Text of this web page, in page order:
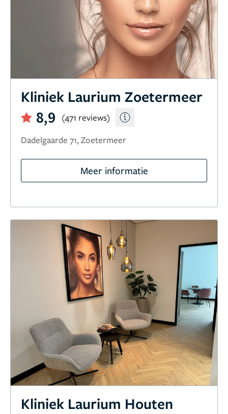
Kliniek Laurium Zoetermeer
8,9
(471 reviews)
Dadelgaarde 71, Zoetermeer
Meer informatie
Kliniek Laurium Houten